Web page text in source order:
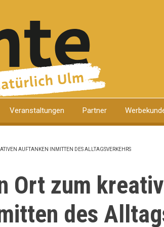
Veranstaltungen Partner
AUFTANKEN INMITTEN DES ALLTAGSVERKEHRS
Ort zum
des